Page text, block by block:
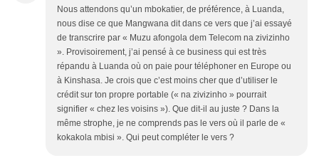
Nous attendons qu’un mbokatier, de préférence, à Luanda,
nous dise ce que Mangwana dit dans ce vers que j’ai essayé
de transcrire par « Muzu afongola dem Telecom na zivizinho
». Provisoirement, j’ai pensé à ce business qui est très
répandu à Luanda où on paie pour téléphoner en Europe ou
à Kinshasa. Je crois que c’est moins cher que d’utiliser le
crédit sur ton propre portable (« na zivizinho » pourrait
signifier « chez les voisins »). Que dit-il au juste ? Dans la
même strophe, je ne comprends pas le vers où il parle de «
kokakola mbisi ». Qui peut compléter le vers ?